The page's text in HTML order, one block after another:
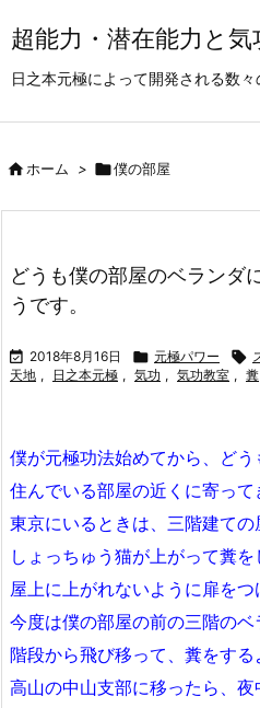
超能力・潜在能力と気
日之本元極によって開発される数
ホーム > 僕の部屋
どうも僕の部屋のベランダ
うです。
 2018年8月16日  元極パワー 
天地 , 日之本元極 , 気功 , 気功教室 , 糞
僕が元極功法始めてから、どう
住んでいる部屋の近くに寄って
東京にいるときは、三階建ての
しょっちゅう猫が上がって糞を
屋上に上がれないように扉をつ
今度は僕の部屋の前の三階のベ
階段から飛び移って、糞をする
高山の中山支部に移ったら、